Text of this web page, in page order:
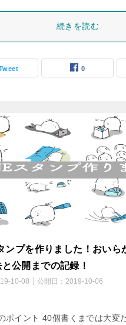
続きを読む
0
ンプを作りました！おいら
公開までの記録！
10-08 公開日： 2019-10-06
ポイント 40個書くまでは大変